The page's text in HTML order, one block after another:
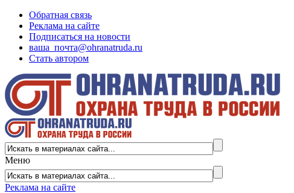
Обратная связь
Реклама на сайте
Подписаться на новости
ваша_почта@ohranatruda.ru
Стать автором
Меню
Реклама на сайте